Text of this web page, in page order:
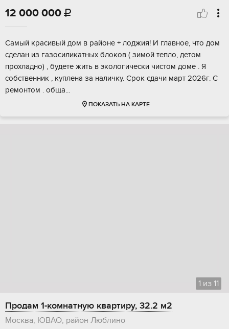
12 000 000 
Самый красивый дом в районе + лоджия! И главное, что дом
сделан из газосиликатных блоков ( зимой тепло, детом
прохладно) , будете жить в экологически чистом доме . Я
собственник , куплена за наличку. Срок сдачи март 2026г. С
ремонтом . обща...
ПОКАЗАТЬ НА КАРТЕ
1 из 11
Продам 1-комнатную квартиру, 32.2 м2
Москва, ЮВАО, район Люблино